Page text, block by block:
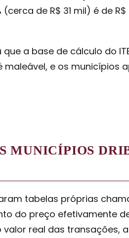
de R$ 31 mil) é de
a base de cálculo do
e os municípios
MUNICÍPIOS
tabelas próprias
do preço efetivamente
real das transações,